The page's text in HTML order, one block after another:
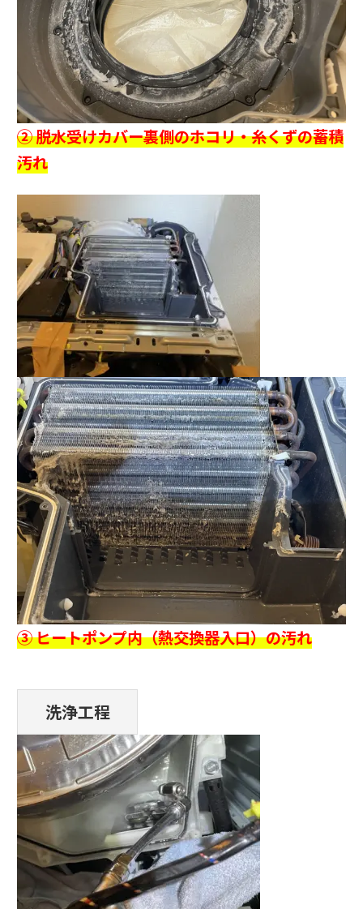
② 脱水受けカバー裏側のホコリ・糸くずの蓄積
汚れ
③ ヒートポンプ内（熱交換器入口）の汚れ
洗浄工程